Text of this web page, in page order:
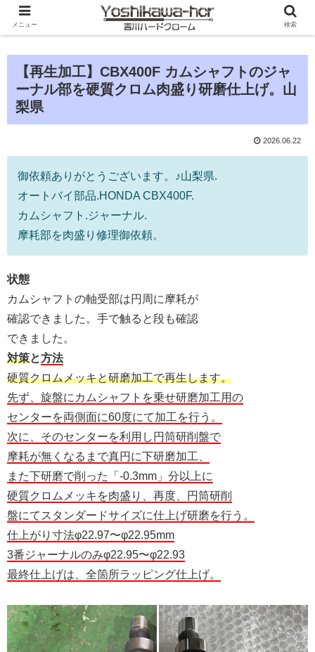
【再生加工】CBX400F カムシャフトのジャ
ーナル部を硬質クロム肉盛り研磨仕上げ。山
梨県
2026.06.22
御依頼ありがとうございます。♪山梨県.
オートバイ部品.HONDA CBX400F.
カムシャフト.ジャーナル.
摩耗部を肉盛り修理御依頼。
状態
カムシャフトの軸受部は円周に摩耗が
確認できました。手で触ると段も確認
できました。
対策と方法
硬質クロムメッキと研磨加工で再生します。
先ず、旋盤にカムシャフトを乗せ研磨加工用の
センターを両側面に60度にて加工を行う。
次に、そのセンターを利用し円筒研削盤で
摩耗が無くなるまで真円に下研磨加工、
また下研磨で削った「-0.3mm」分以上に
硬質クロムメッキを肉盛り、再度、円筒研削
盤にてスタンダードサイズに仕上げ研磨を行う。
仕上がり寸法φ22.97〜φ22.95mm
3番ジャーナルのみφ22.95〜φ22.93
最終仕上げは、全箇所ラッピング仕上げ。
メニュー 検索